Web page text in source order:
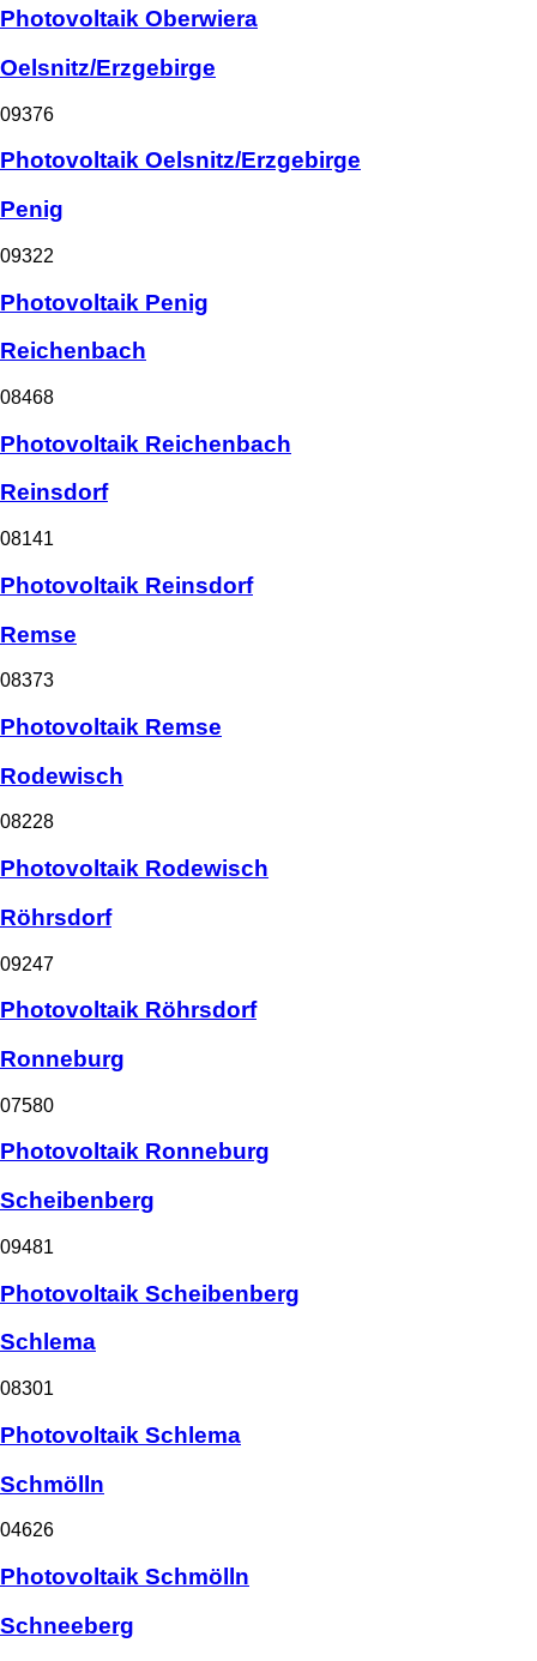
Photovoltaik Oberwiera
Oelsnitz/Erzgebirge
09376
Photovoltaik Oelsnitz/Erzgebirge
Penig
09322
Photovoltaik Penig
Reichenbach
08468
Photovoltaik Reichenbach
Reinsdorf
08141
Photovoltaik Reinsdorf
Remse
08373
Photovoltaik Remse
Rodewisch
08228
Photovoltaik Rodewisch
Röhrsdorf
09247
Photovoltaik Röhrsdorf
Ronneburg
07580
Photovoltaik Ronneburg
Scheibenberg
09481
Photovoltaik Scheibenberg
Schlema
08301
Photovoltaik Schlema
Schmölln
04626
Photovoltaik Schmölln
Schneeberg